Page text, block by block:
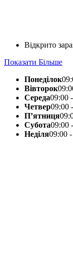
Відкрито
Показати Більше
Понеділок
Вівторок
Середа09:00
Четвер09:00
П’ятниця
Субота09:00
Неділя09:00